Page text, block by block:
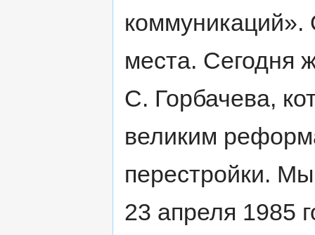
коммуникаций».
места. Сегодня
С. Горбачева,
великим
перестройки.
23 апреля 1985